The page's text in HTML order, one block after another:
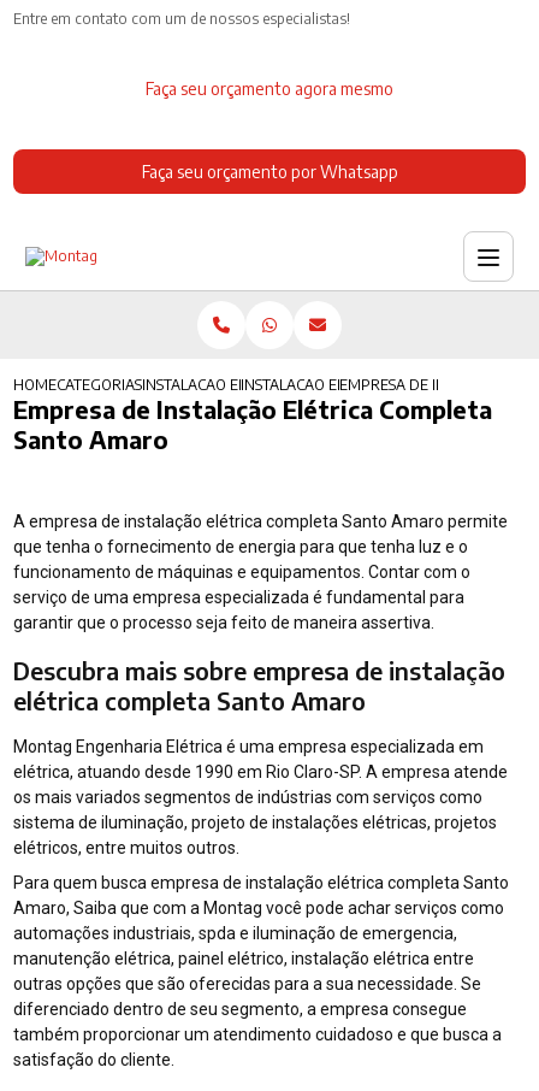
Entre em contato com um de nossos especialistas!
Faça seu orçamento agora mesmo
Faça seu orçamento por Whatsapp
HOMECATEGORIASINSTALACAO ELETRICAINSTALACAO ELETRICA GALPAO
EMPRESA DE INSTALACAO
Empresa de Instalação Elétrica Completa
Santo Amaro
A empresa de instalação elétrica completa Santo Amaro permite
que tenha o fornecimento de energia para que tenha luz e o
funcionamento de máquinas e equipamentos. Contar com o
serviço de uma empresa especializada é fundamental para
garantir que o processo seja feito de maneira assertiva.
Descubra mais sobre empresa de instalação
elétrica completa Santo Amaro
Montag Engenharia Elétrica é uma empresa especializada em
elétrica, atuando desde 1990 em Rio Claro-SP. A empresa atende
os mais variados segmentos de indústrias com serviços como
sistema de iluminação, projeto de instalações elétricas, projetos
elétricos, entre muitos outros.
Para quem busca empresa de instalação elétrica completa Santo
Amaro, Saiba que com a Montag você pode achar serviços como
automações industriais, spda e iluminação de emergencia,
manutenção elétrica, painel elétrico, instalação elétrica entre
outras opções que são oferecidas para a sua necessidade. Se
diferenciado dentro de seu segmento, a empresa consegue
também proporcionar um atendimento cuidadoso e que busca a
satisfação do cliente.